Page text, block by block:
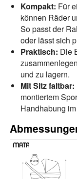
Kompakt: Für
können Räder
So passt der
oder lässt sich
Praktisch: Die
und zu lagern.
Mit Sitz faltbar:
montiertem
Handhabung